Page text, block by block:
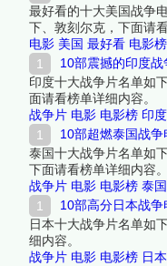
最好看的十大美国战争
下、敦刻尔克，下面请
电影 美国 最好看 电影榜
10部震撼的印度
印度十大战争片名单如
面请看榜单详细内容。
战争片 电影 电影榜 印度
10部超燃泰国战
泰国十大战争片名单如
下面请看榜单详细内容。
战争片 电影 电影榜 泰国
10部高分日本战
日本十大战争片名单如
细内容。
战争片 电影 电影榜 日本